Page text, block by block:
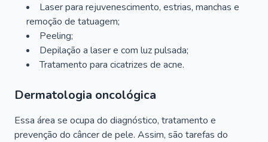
Laser para rejuvenescimento, estrias, manchas e
remoção de tatuagem;
Peeling;
Depilação a laser e com luz pulsada;
Tratamento para cicatrizes de acne.
Dermatologia oncológica
Essa área se ocupa do diagnóstico, tratamento e
prevenção do câncer de pele. Assim, são tarefas do